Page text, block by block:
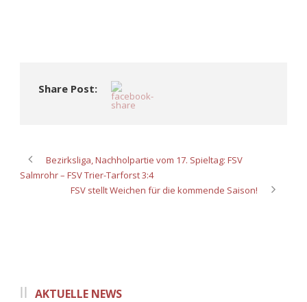
Share Post:
Bezirksliga, Nachholpartie vom 17. Spieltag: FSV
Salmrohr – FSV Trier-Tarforst 3:4
FSV stellt Weichen für die kommende Saison!
AKTUELLE NEWS